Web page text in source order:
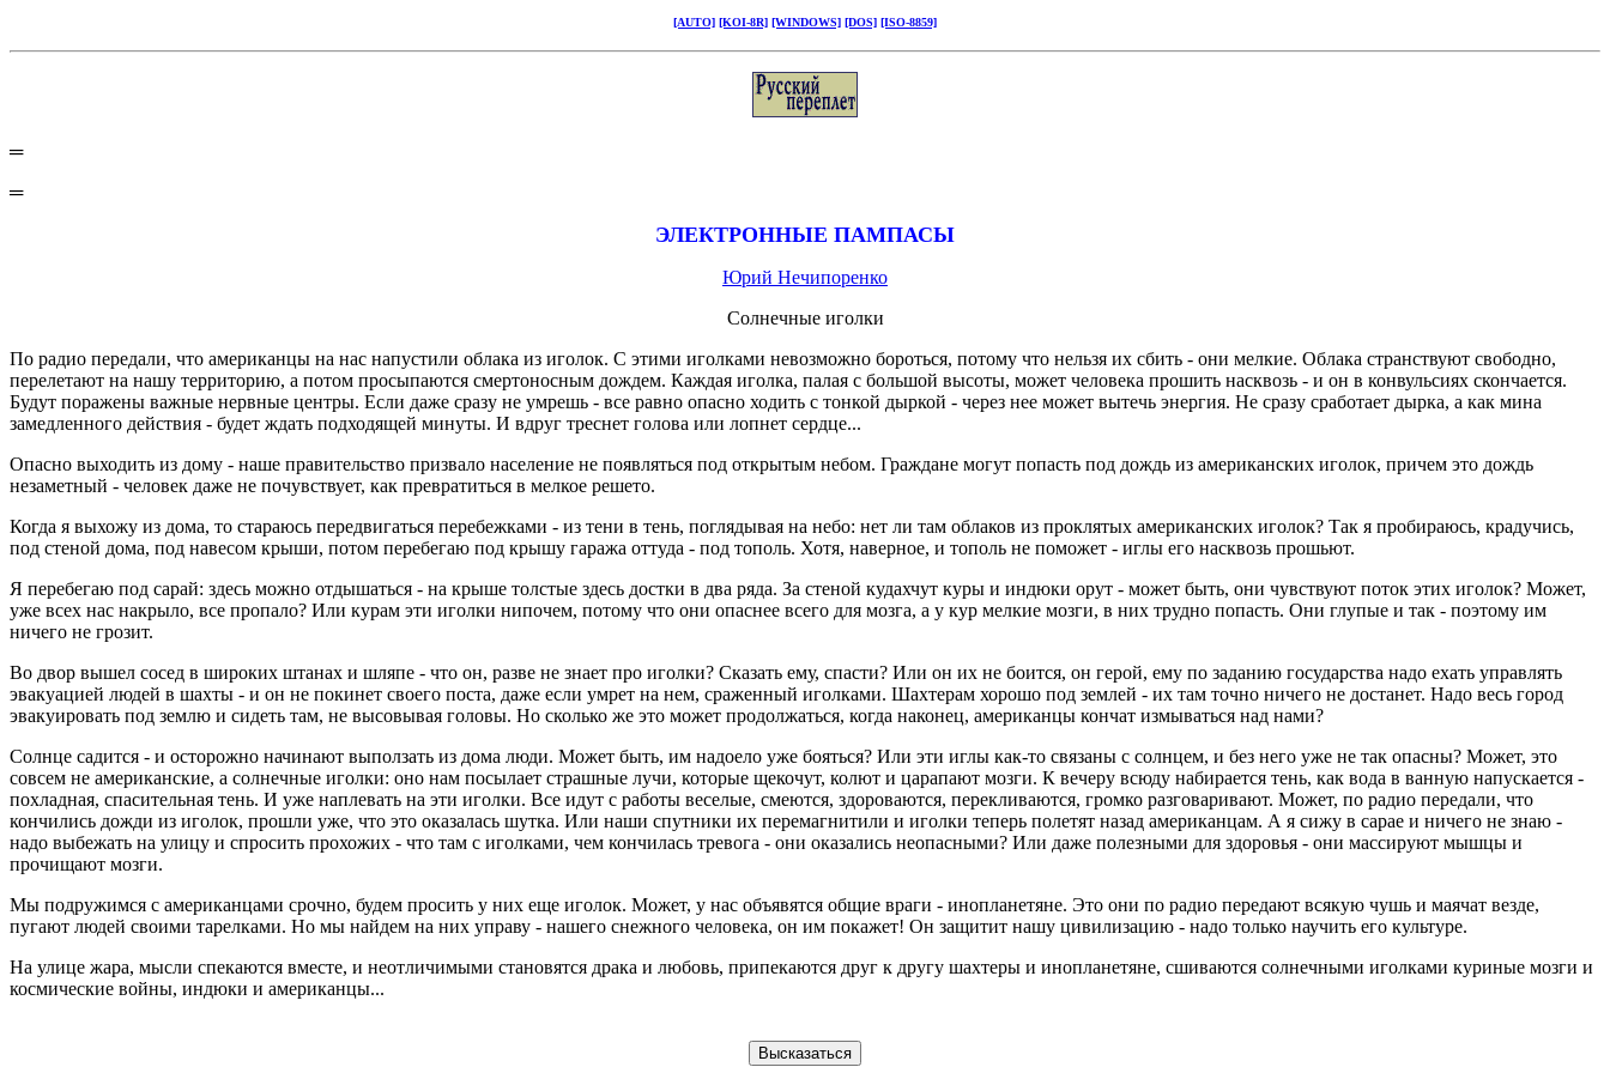
[AUTO] [KOI-8R] [WINDOWS] [DOS] [ISO-8859]
═
═
ЭЛЕКТРОННЫЕ ПАМПАСЫ
Юрий Нечипоренко
Солнечные иголки
По радио передали, что американцы на нас напустили облака из иголок. С этими иголками невозможно бороться, потому что нельзя их сбить - они мелкие. Облака странствуют свободно,
перелетают на нашу территорию, а потом просыпаются смертоносным дождем. Каждая иголка, палая с большой высоты, может человека прошить насквозь - и он в конвульсиях скончается.
Будут поражены важные нервные центры. Если даже сразу не умрешь - все равно опасно ходить с тонкой дыркой - через нее может вытечь энергия. Не сразу сработает дырка, а как мина
замедленного действия - будет ждать подходящей минуты. И вдруг треснет голова или лопнет сердце...
Опасно выходить из дому - наше правительство призвало население не появляться под открытым небом. Граждане могут попасть под дождь из американских иголок, причем это дождь
незаметный - человек даже не почувствует, как превратиться в мелкое решето.
Когда я выхожу из дома, то стараюсь передвигаться перебежками - из тени в тень, поглядывая на небо: нет ли там облаков из проклятых американских иголок? Так я пробираюсь, крадучись,
под стеной дома, под навесом крыши, потом перебегаю под крышу гаража оттуда - под тополь. Хотя, наверное, и тополь не поможет - иглы его насквозь прошьют.
Я перебегаю под сарай: здесь можно отдышаться - на крыше толстые здесь достки в два ряда. За стеной кудахчут куры и индюки орут - может быть, они чувствуют поток этих иголок? Может,
уже всех нас накрыло, все пропало? Или курам эти иголки нипочем, потому что они опаснее всего для мозга, а у кур мелкие мозги, в них трудно попасть. Они глупые и так - поэтому им
ничего не грозит.
Во двор вышел сосед в широких штанах и шляпе - что он, разве не знает про иголки? Сказать ему, спасти? Или он их не боится, он герой, ему по заданию государства надо ехать управлять
эвакуацией людей в шахты - и он не покинет своего поста, даже если умрет на нем, сраженный иголками. Шахтерам хорошо под землей - их там точно ничего не достанет. Надо весь город
эвакуировать под землю и сидеть там, не высовывая головы. Но сколько же это может продолжаться, когда наконец, американцы кончат измываться над нами?
Солнце садится - и осторожно начинают выползать из дома люди. Может быть, им надоело уже бояться? Или эти иглы как-то связаны с солнцем, и без него уже не так опасны? Может, это
совсем не американские, а солнечные иголки: оно нам посылает страшные лучи, которые щекочут, колют и царапают мозги. К вечеру всюду набирается тень, как вода в ванную напускается -
похладная, спасительная тень. И уже наплевать на эти иголки. Все идут с работы веселые, смеются, здороваются, перекливаются, громко разговаривают. Может, по радио передали, что
кончились дожди из иголок, прошли уже, что это оказалась шутка. Или наши спутники их перемагнитили и иголки теперь полетят назад американцам. А я сижу в сарае и ничего не знаю -
надо выбежать на улицу и спросить прохожих - что там с иголками, чем кончилась тревога - они оказались неопасными? Или даже полезными для здоровья - они массируют мышцы и
прочищают мозги.
Мы подружимся с американцами срочно, будем просить у них еще иголок. Может, у нас объявятся общие враги - инопланетяне. Это они по радио передают всякую чушь и маячат везде,
пугают людей своими тарелками. Но мы найдем на них управу - нашего снежного человека, он им покажет! Он защитит нашу цивилизацию - надо только научить его культуре.
На улице жара, мысли спекаются вместе, и неотличимыми становятся драка и любовь, припекаются друг к другу шахтеры и инопланетяне, сшиваются солнечными иголками куриные мозги и
космические войны, индюки и американцы...